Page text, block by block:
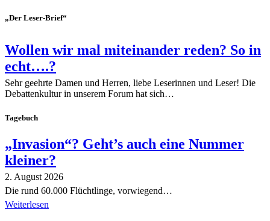
„Der Leser-Brief“
Wollen wir mal miteinander reden? So in
echt….?
Sehr geehrte Damen und Herren, liebe Leserinnen und Leser! Die
Debattenkultur in unserem Forum hat sich…
Tagebuch
„Invasion“? Geht’s auch eine Nummer
kleiner?
2. August 2026
Die rund 60.000 Flüchtlinge, vorwiegend…
Weiterlesen